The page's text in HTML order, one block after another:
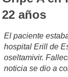
22 años
El paciente
hospital Erill de
oseltamivir.
noticia se dio a